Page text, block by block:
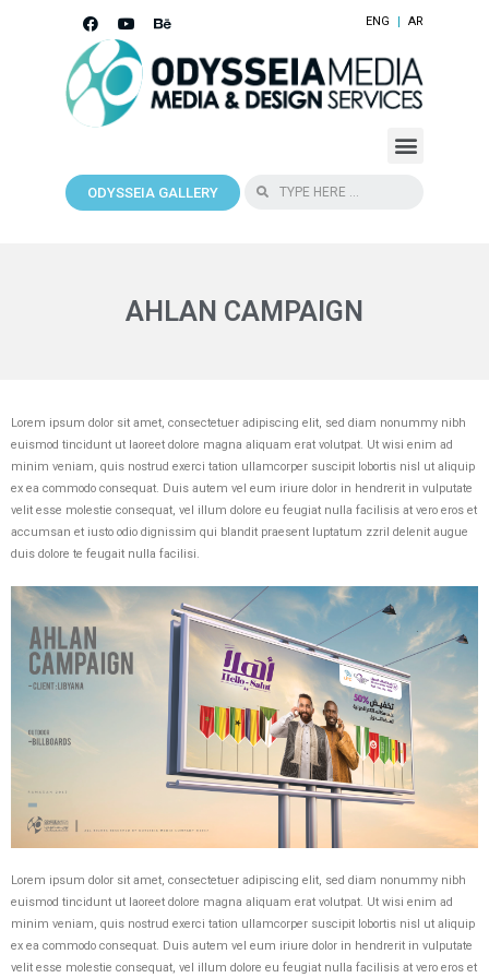
ENG AR
ODYSSEIA GALLERY
AHLAN CAMPAIGN
Lorem ipsum dolor sit amet, consectetuer adipiscing elit, sed diam nonummy nibh
euismod tincidunt ut laoreet dolore magna aliquam erat volutpat. Ut wisi enim ad
minim veniam, quis nostrud exerci tation ullamcorper suscipit lobortis nisl ut aliquip
ex ea commodo consequat. Duis autem vel eum iriure dolor in hendrerit in vulputate
velit esse molestie consequat, vel illum dolore eu feugiat nulla facilisis at vero eros et
accumsan et iusto odio dignissim qui blandit praesent luptatum zzril delenit augue
duis dolore te feugait nulla facilisi.
Lorem ipsum dolor sit amet, consectetuer adipiscing elit, sed diam nonummy nibh
euismod tincidunt ut laoreet dolore magna aliquam erat volutpat. Ut wisi enim ad
minim veniam, quis nostrud exerci tation ullamcorper suscipit lobortis nisl ut aliquip
ex ea commodo consequat. Duis autem vel eum iriure dolor in hendrerit in vulputate
velit esse molestie consequat, vel illum dolore eu feugiat nulla facilisis at vero eros et